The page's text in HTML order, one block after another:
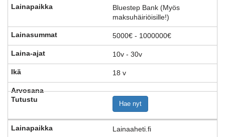
Bluestep Bank (Myös
maksuhäiriöisille!)
5000€ - 1000000€
10v - 30v
18 v
Hae nyt
Lainaaheti.fi